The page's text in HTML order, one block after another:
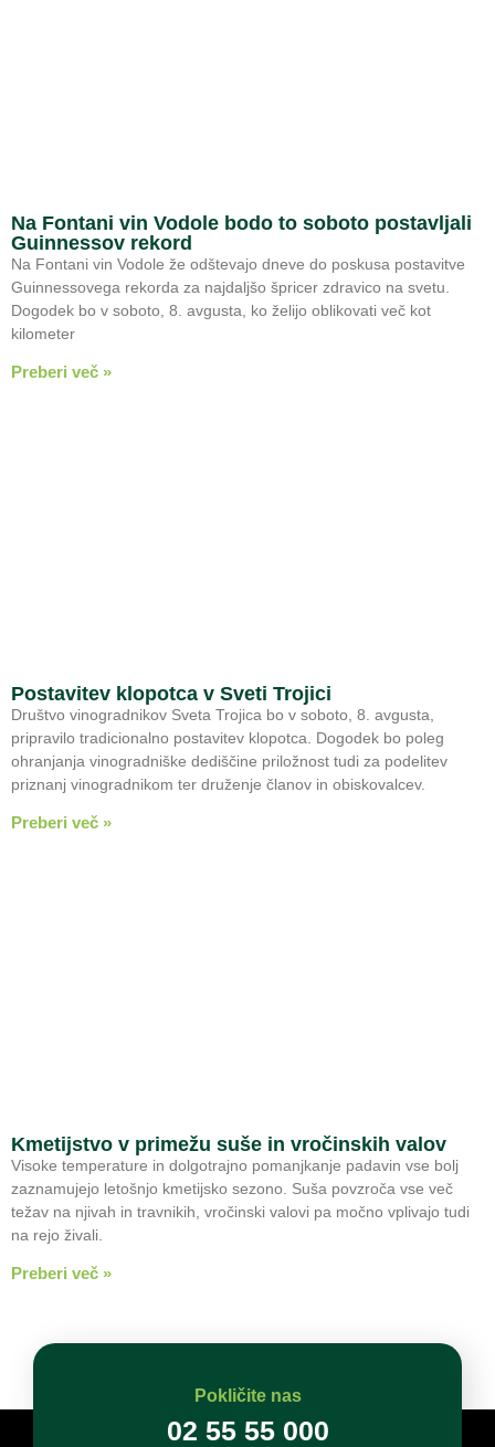
Na Fontani vin Vodole bodo to soboto postavljali
Guinnessov rekord
Na Fontani vin Vodole že odštevajo dneve do poskusa postavitve
Guinnessovega rekorda za najdaljšo špricer zdravico na svetu.
Dogodek bo v soboto, 8. avgusta, ko želijo oblikovati več kot
kilometer
Preberi več »
Postavitev klopotca v Sveti Trojici
Društvo vinogradnikov Sveta Trojica bo v soboto, 8. avgusta,
pripravilo tradicionalno postavitev klopotca. Dogodek bo poleg
ohranjanja vinogradniške dediščine priložnost tudi za podelitev
priznanj vinogradnikom ter druženje članov in obiskovalcev.
Preberi več »
Kmetijstvo v primežu suše in vročinskih valov
Visoke temperature in dolgotrajno pomanjkanje padavin vse bolj
zaznamujejo letošnjo kmetijsko sezono. Suša povzroča vse več
težav na njivah in travnikih, vročinski valovi pa močno vplivajo tudi
na rejo živali.
Preberi več »
Pokličite nas
02 55 55 000